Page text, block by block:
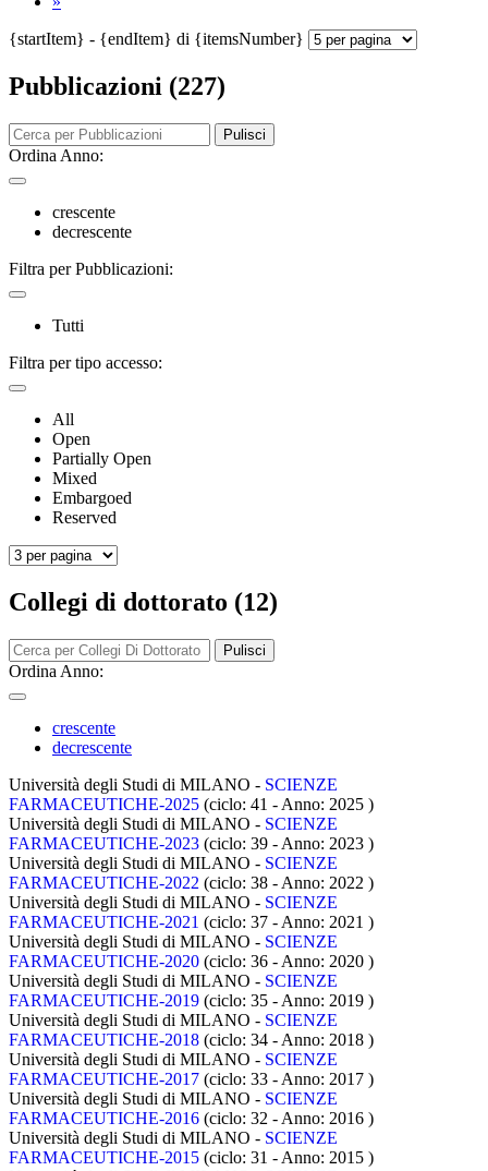
{startItem} - {endItem} di {itemsNumber}
Pubblicazioni (227)
Pulisci
Ordina Anno:
crescente
decrescente
Filtra per Pubblicazioni:
Tutti
Filtra per tipo accesso:
All
Open
Partially Open
Mixed
Embargoed
Reserved
Collegi di dottorato (12)
Pulisci
Ordina Anno:
crescente
decrescente
Università degli Studi di MILANO - SCIENZE
FARMACEUTICHE-2025 (ciclo: 41 - Anno: 2025 )
Università degli Studi di MILANO - SCIENZE
FARMACEUTICHE-2023 (ciclo: 39 - Anno: 2023 )
Università degli Studi di MILANO - SCIENZE
FARMACEUTICHE-2022 (ciclo: 38 - Anno: 2022 )
Università degli Studi di MILANO - SCIENZE
FARMACEUTICHE-2021 (ciclo: 37 - Anno: 2021 )
Università degli Studi di MILANO - SCIENZE
FARMACEUTICHE-2020 (ciclo: 36 - Anno: 2020 )
Università degli Studi di MILANO - SCIENZE
FARMACEUTICHE-2019 (ciclo: 35 - Anno: 2019 )
Università degli Studi di MILANO - SCIENZE
FARMACEUTICHE-2018 (ciclo: 34 - Anno: 2018 )
Università degli Studi di MILANO - SCIENZE
FARMACEUTICHE-2017 (ciclo: 33 - Anno: 2017 )
Università degli Studi di MILANO - SCIENZE
FARMACEUTICHE-2016 (ciclo: 32 - Anno: 2016 )
Università degli Studi di MILANO - SCIENZE
FARMACEUTICHE-2015 (ciclo: 31 - Anno: 2015 )